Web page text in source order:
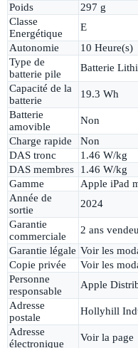
Poids
297 g
Classe
Energétique
E
Autonomie
10 Heure(s)
Type de
batterie pile
Batterie
Capacité de la
batterie
19.3 Wh
Batterie
amovible
Non
Charge rapide
Non
DAS tronc
1.46 W/kg
DAS membres
1.46 W/kg
Gamme
Apple iPad
Année de
sortie
2024
Garantie
commerciale
2 ans
Garantie légale Voir les
Copie privée
Voir les
Personne
responsable
Apple
Adresse
postale
Hollyhill
Adresse
électronique
Voir la page